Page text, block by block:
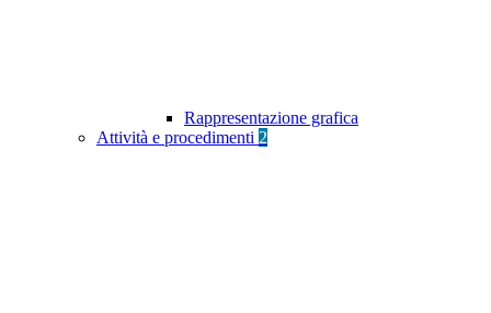
Rappresentazione grafica
Attività e procedimenti 2